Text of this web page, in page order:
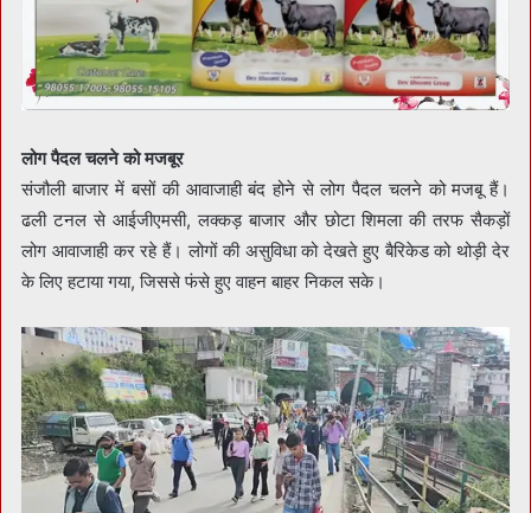
लोग पैदल चलने को मजबूर
संजौली बाजार में बसों की आवाजाही बंद होने से लोग पैदल चलने को मजबू हैं।
ढली टनल से आईजीएमसी, लक्कड़ बाजार और छोटा शिमला की तरफ सैकड़ों
लोग आवाजाही कर रहे हैं। लोगों की असुविधा को देखते हुए बैरिकेड को थोड़ी देर
के लिए हटाया गया, जिससे फंसे हुए वाहन बाहर निकल सके।